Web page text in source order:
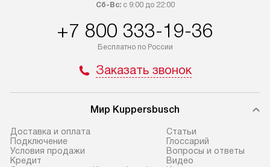
Сб-Вс:с 9:00 до 22:00
+7 800 333-19-36
Бесплатно по России
Заказать звонок
Мир Kuppersbusch
Доставка и оплата
Подключение
Условия продажи
Кредит
Cтатьи
Глоссарий
Вопросы и ответы
Видео